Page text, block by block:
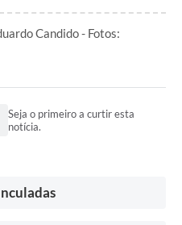
Candido - Fotos:
Seja o primeiro a curtir esta
notícia.